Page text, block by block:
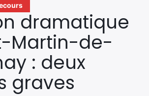
dramatique
Martin-de-
: deux
graves